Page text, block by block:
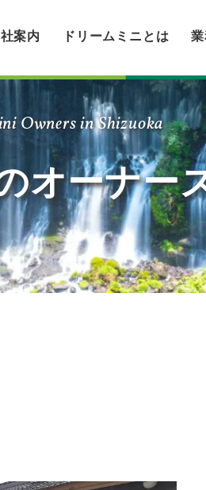
案内 ドリームミニとは
Owners in Shizuoka
オーナー